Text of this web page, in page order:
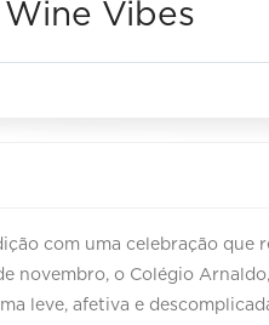
Vibes
com uma celebração que
novembro, o Colégio
leve, afetiva e